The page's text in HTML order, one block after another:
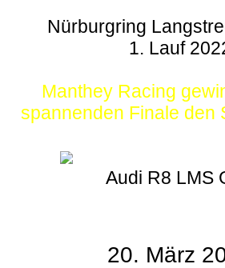
Nürburgring
1. Lauf
Manthey Racing
spannenden Finale den
Audi R8 LMS
20. März